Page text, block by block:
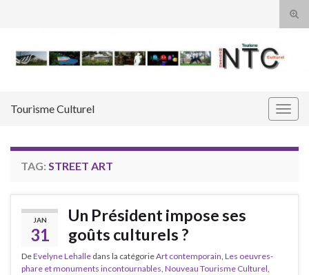
Tourisme Culturel
TAG: STREET ART
JAN
31
Un Président impose ses
goûts culturels ?
DeEvelyne Lehalle dans la catégorieArt contemporain, Les oeuvres-
phare et monuments incontournables, Nouveau Tourisme Culturel,